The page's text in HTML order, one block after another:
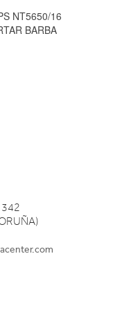
NT5650/16
BARBA
342